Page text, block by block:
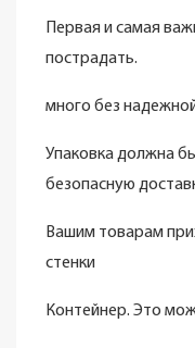
Первая и самая
пострадать.
много без
Упаковка должна
безопасную
Вашим товарам
стенки
Контейнер. Это